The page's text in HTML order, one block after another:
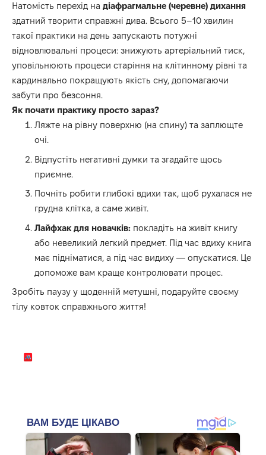
Натомість перехід на діафрагмальне (черевне) дихання
здатний творити справжні дива. Всього 5–10 хвилин
такої практики на день запускають потужні
відновлювальні процеси: знижують артеріальний тиск,
уповільнюють процеси старіння на клітинному рівні та
кардинально покращують якість сну, допомагаючи
забути про безсоння.
Як почати практику просто зараз?
Ляжте на рівну поверхню (на спину) та заплющте
очі.
Відпустіть негативні думки та згадайте щось
приємне.
Почніть робити глибокі вдихи так,щоб рухалася не
грудна клітка,а саме живіт.
Лайфхак для новачків:покладіть на живіт книгу
або невеликий легкий предмет. Під час вдиху книга
має підніматися,а під час видиху — опускатися. Це
допоможе вам краще контролювати процес.
Зробіть паузу у щоденній метушні, подаруйте своєму
тілу ковток справжнього життя!